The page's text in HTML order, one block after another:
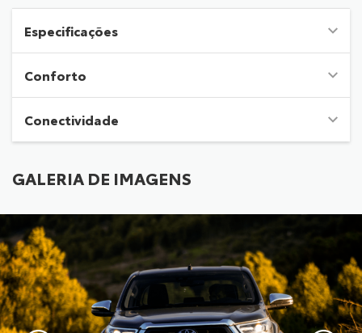
Especificações
Conforto
Conectividade
GALERIA DE IMAGENS